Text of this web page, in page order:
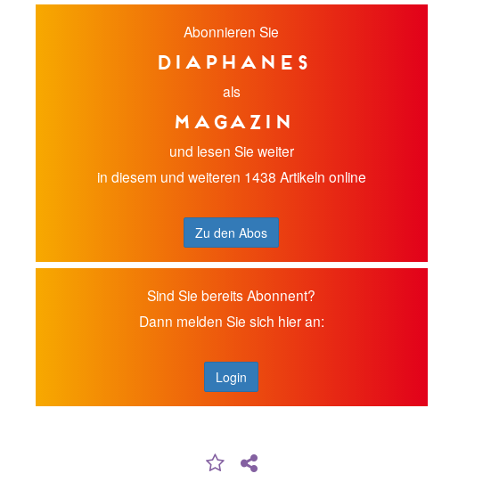
Abonnieren Sie
diaphanes
als
Magazin
und lesen Sie weiter
in diesem und weiteren 1438 Artikeln online
Zu den Abos
Sind Sie bereits Abonnent?
Dann melden Sie sich hier an:
Login